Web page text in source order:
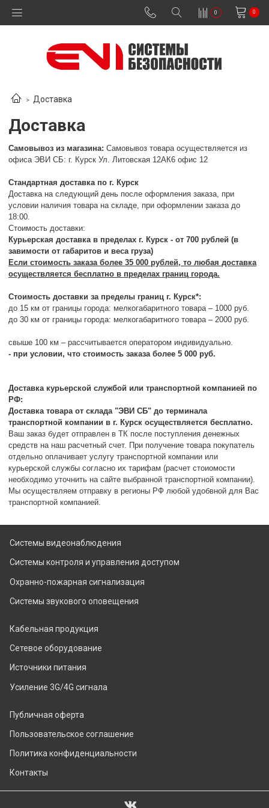
0 0
Доставка
Доставка
Самовывоз из магазина: Самовывоз товара осуществляется из
офиса ЭВИ СБ: г. Курск Ул. Литовская 12АК6 офис 12
Стандартная доставка по г. Курск
Доставка на следующий день после оформления заказа, при
условии наличия товара на складе, при оформлении заказа до
18:00.
Стоимость доставки:
Курьерская доставка в пределах г. Курск - от 700 рублей (в
завимости от габаритов и веса груза)
Если стоимость заказа более 35 000 рублей, то любая доставка
осуществляется бесплатно в пределах границ города.
Стоимость доставки за пределы границ г. Курск*:
до 15 км от границы города: мелкогабаритного товара – 1000 руб.
до 30 км от границы города: мелкогабаритного товара – 2000 руб.
свыше 100 км – рассчитывается оператором индивидуально.
- при условии, что стоимость заказа более 5 000 руб.
Доставка курьерской службой или транспортной компанией по
РФ:
Доставка товара от склада "ЭВИ СБ" до терминала
транспортной компании в г. Курск осуществляется бесплатно.
Ваш заказ будет отправлен в ТК после поступления денежных
средств на наш расчетный счет. При получение товара покупатель
отдельно оплачивает услугу транспортной компании или
курьерской службы согласно их тарифам (расчет стоиомости
необходимо уточнить на сайте выбранной транспортной компании).
Мы осуществляем отправку в регионы РФ любой удобвной для Вас
транспортной компанией.
Системы видеонаблюдения
Системы контроля и управления доступом
Охранно-пожарная сигнализация
Системы звукового оповещения
Кабельная продукция
Сетевое оборудование
Источники питания
Усиление 3G/4G сигнала
Публичная оферта
Пользовательское соглашение
Политика конфиденциальности
Контакты